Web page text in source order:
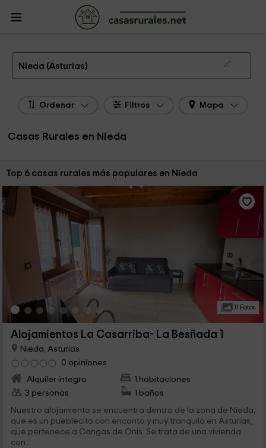
Casas Rurales
Nieda
Las 6 mejores casas rurales en Nieda de 2026
Nieda (Asturias)
Ordenar Filtros Mapa
Casas Rurales en Nieda
Ordenar por:
Top 6 casas rurales más populares en Nieda
11 Fotos
Alojamientos La Casarriba- La Besñada 1
Nieda, Asturias
0 opiniones
Alquiler íntegro
1 habitaciones
3 personas
1 baños
Nuestro alojamiento se encuentra dentro de la zona de Nieda,
que es un pueblecito con encanto y muy tranquilo en Asturias,
que pertenece a Cangas de Onís. Se trata de una vivienda
con...